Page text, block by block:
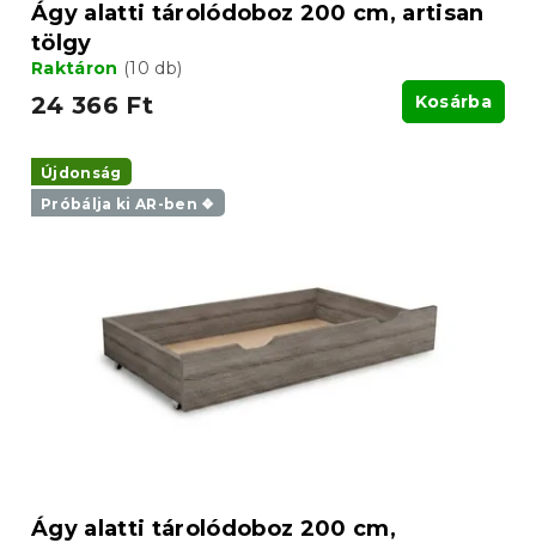
Ágy alatti tárolódoboz 200 cm, artisan
tölgy
Raktáron (10 db)
24 366 Ft Kosárba
Újdonság
Próbálja ki AR-ben ❖
Ágy alatti tárolódoboz 200 cm,